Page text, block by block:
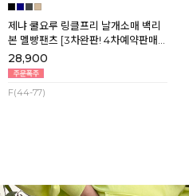
제냐 쿨요루 링클프리 날개소매 백리
본 멜빵팬츠 [3차완판! 4차예약판매]
[네이비] 8월셋째주 순차배송
28,900
F(44-77)